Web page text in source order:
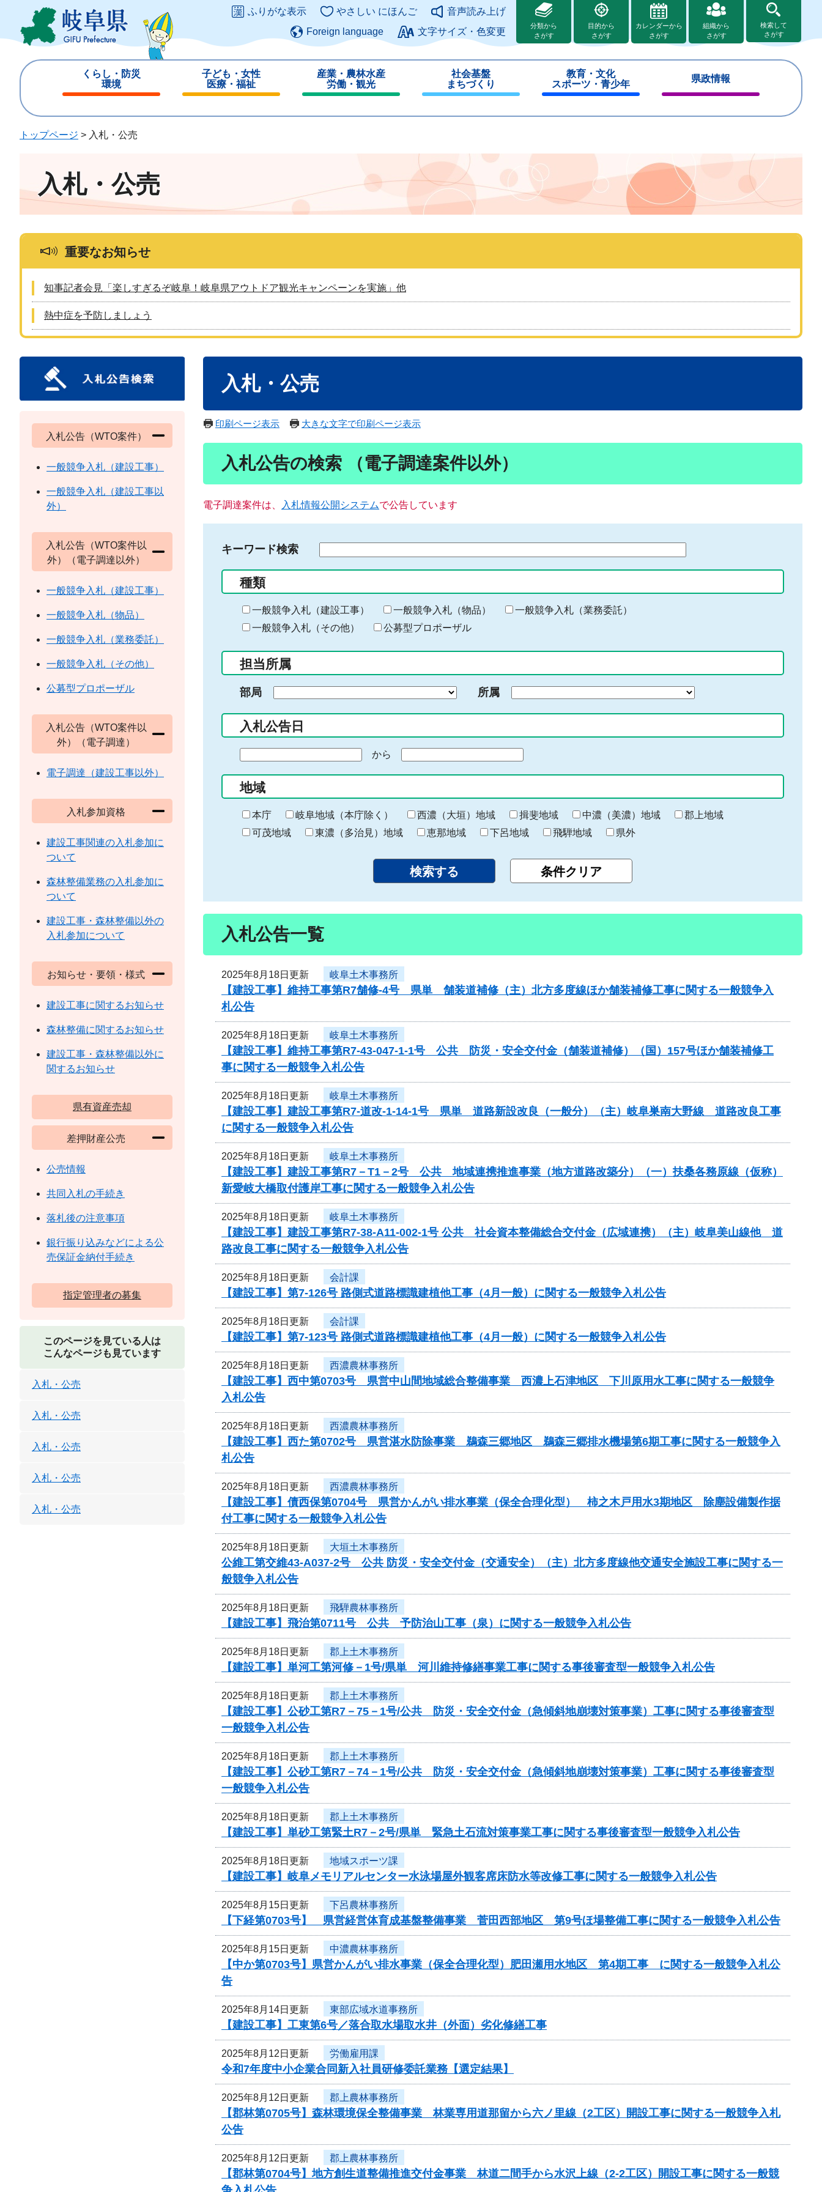
ジ
ュ
このページの本文へ
ふりがな表示 やさしい にほんご
音声読み上げ
Foreign language
文字サイズ・色変更
分類から
さがす
目的から
さがす
カレンダーから
さがす
組織から
さがす
検索して
さがす
くらし・防災
環境
じ
子ども・女性
医療・福祉
じ
産業・農林水産
労働・観光
じ
社会基盤
まちづくり
じ
教育・文化
スポーツ・青少年
じ
県政情報
じ
トップページ > 入札・公売
入札・公売
重要なお知らせ
知事記者会見「楽しすぎるぞ岐阜！岐阜県アウトドア観光キャンペーンを実施」他
熱中症を予防しましょう
入札・公売
印刷ページ表示 大きな文字で印刷ページ表示
入札公告の検索 （電子調達案件以外）
電子調達案件は、 入札情報公開システムで公告しています
キーワード検索
る
キ
ー
ー
入
力
種類
一般競争入札（建設工事） 一般競争入札（物品）
一般競争入札（業務委託）
一般競争入札（その他）
公募型プロポーザル
担当所属
部局 所属
入札公告日
の
始
ま
り
から
終
わ
り
地域
本庁 岐阜地域（本庁除く） 西濃（大垣）地域 揖斐地域 中濃（美濃）地域
郡上地域
可茂地域
東濃（多治見）地域 恵那地域 下呂地域 飛騨地域 県外
入札公告一覧
2025年8月18日更新 岐阜土木事務所
【建設工事】維持工事第R7舗修-4号 県単 舗装道補修（主）北方多度線ほか舗装補修工事に関する一般競争入
札公告
2025年8月18日更新 岐阜土木事務所
【建設工事】維持工事第R7-43-047-1-1号 公共 防災・安全交付金（舗装道補修）（国）157号ほか舗装補修工
事に関する一般競争入札公告
2025年8月18日更新 岐阜土木事務所
【建設工事】建設工事第R7-道改-1-14-1号 県単 道路新設改良（一般分）（主）岐阜巣南大野線 道路改良工事
に関する一般競争入札公告
2025年8月18日更新 岐阜土木事務所
【建設工事】建設工事第R7－T1－2号 公共 地域連携推進事業（地方道路改築分）（一）扶桑各務原線（仮称）
新愛岐大橋取付護岸工事に関する一般競争入札公告
2025年8月18日更新 岐阜土木事務所
【建設工事】建設工事第R7-38-A11-002-1号 公共 社会資本整備総合交付金（広域連携）（主）岐阜美山線他 道
路改良工事に関する一般競争入札公告
2025年8月18日更新 会計課
【建設工事】第7-126号 路側式道路標識建植他工事（4月一般）に関する一般競争入札公告
2025年8月18日更新 会計課
【建設工事】第7-123号 路側式道路標識建植他工事（4月一般）に関する一般競争入札公告
2025年8月18日更新 西濃農林事務所
【建設工事】西中第0703号 県営中山間地域総合整備事業 西濃上石津地区 下川原用水工事に関する一般競争
入札公告
2025年8月18日更新 西濃農林事務所
【建設工事】西た第0702号 県営湛水防除事業 鵜森三郷地区 鵜森三郷排水機場第6期工事に関する一般競争入
札公告
2025年8月18日更新 西濃農林事務所
【建設工事】債西保第0704号 県営かんがい排水事業（保全合理化型） 柿之木戸用水3期地区 除塵設備製作据
付工事に関する一般競争入札公告
2025年8月18日更新 大垣土木事務所
公維工第交維43-A037-2号 公共 防災・安全交付金（交通安全）（主）北方多度線他交通安全施設工事に関する一
般競争入札公告
2025年8月18日更新 飛騨農林事務所
【建設工事】飛治第0711号 公共 予防治山工事（泉）に関する一般競争入札公告
2025年8月18日更新 郡上土木事務所
【建設工事】単河工第河修－1号/県単 河川維持修繕事業工事に関する事後審査型一般競争入札公告
2025年8月18日更新 郡上土木事務所
【建設工事】公砂工第R7－75－1号/公共 防災・安全交付金（急傾斜地崩壊対策事業）工事に関する事後審査型
一般競争入札公告
2025年8月18日更新 郡上土木事務所
【建設工事】公砂工第R7－74－1号/公共 防災・安全交付金（急傾斜地崩壊対策事業）工事に関する事後審査型
一般競争入札公告
2025年8月18日更新 郡上土木事務所
【建設工事】単砂工第緊土R7－2号/県単 緊急土石流対策事業工事に関する事後審査型一般競争入札公告
2025年8月18日更新 地域スポーツ課
【建設工事】岐阜メモリアルセンター水泳場屋外観客席床防水等改修工事に関する一般競争入札公告
2025年8月15日更新 下呂農林事務所
【下経第0703号】 県営経営体育成基盤整備事業 菅田西部地区 第9号ほ場整備工事に関する一般競争入札公告
2025年8月15日更新 中濃農林事務所
【中か第0703号】県営かんがい排水事業（保全合理化型）肥田瀬用水地区 第4期工事 に関する一般競争入札公
告
2025年8月14日更新 東部広域水道事務所
【建設工事】工東第6号／落合取水場取水井（外面）劣化修繕工事
2025年8月12日更新 労働雇用課
令和7年度中小企業合同新入社員研修委託業務【選定結果】
2025年8月12日更新 郡上農林事務所
【郡林第0705号】森林環境保全整備事業 林業専用道那留から六ノ里線（2工区）開設工事に関する一般競争入札
公告
2025年8月12日更新 郡上農林事務所
【郡林第0704号】地方創生道整備推進交付金事業 林道二間手から水沢上線（2-2工区）開設工事に関する一般競
入札公告（WTO案件）
一般競争入札（建設工事）
一般競争入札（建設工事以
外）
入札公告（WTO案件以
外）（電子調達以外）
一般競争入札（建設工事）
一般競争入札（物品）
一般競争入札（業務委託）
一般競争入札（その他）
公募型プロポーザル
入札公告（WTO案件以
外）（電子調達）
電子調達（建設工事以外）
入札参加資格
建設工事関連の入札参加に
ついて
森林整備業務の入札参加に
ついて
建設工事・森林整備以外の
入札参加について
お知らせ・要領・様式
建設工事に関するお知らせ
森林整備に関するお知らせ
建設工事・森林整備以外に
関するお知らせ
県有資産売却
差押財産公売
公売情報
共同入札の手続き
落札後の注意事項
銀行振り込みなどによる公
売保証金納付手続き
指定管理者の募集
このページを見ている人は
こんなページも見ています
入札・公売
入札・公売
入札・公売
入札・公売
入札・公売